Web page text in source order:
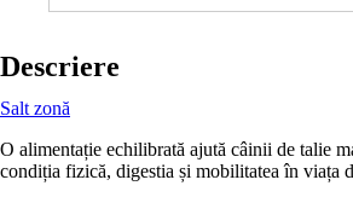
Descriere
Salt zonă
O alimentație echilibrată ajută câinii de talie
condiția fizică, digestia și mobilitatea în viața